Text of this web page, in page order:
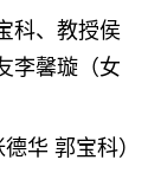
科、教授侯
李馨璇（女
德华 郭宝科）